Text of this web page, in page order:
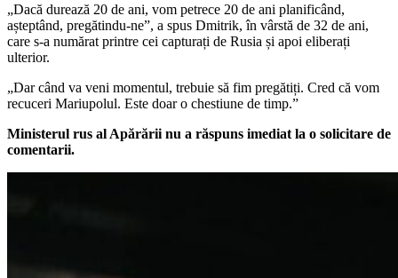
„Dacă durează 20 de ani, vom petrece 20 de ani planificând,
așteptând, pregătindu-ne”, a spus Dmitrik, în vârstă de 32 de ani,
care s-a numărat printre cei capturați de Rusia și apoi eliberați
ulterior.
„Dar când va veni momentul, trebuie să fim pregătiți. Cred că vom
recuceri Mariupolul. Este doar o chestiune de timp.”
Ministerul rus al Apărării nu a răspuns imediat la o solicitare de
comentarii.